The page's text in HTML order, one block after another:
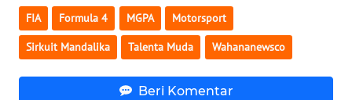
FIA Formula 4 MGPA Motorsport
Sirkuit Mandalika Talenta Muda Wahananewsco
Beri Komentar
WN
JAMBI